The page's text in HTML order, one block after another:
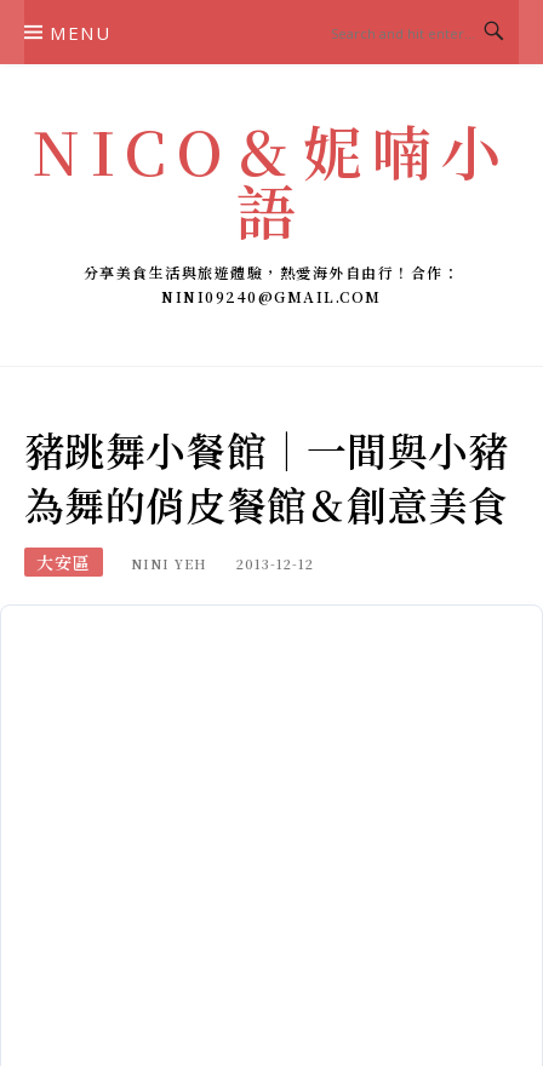
MENU
NICO＆妮喃小
語
分享美食生活與旅遊體驗，熱愛海外自由行！合作：
NINI09240@GMAIL.COM
豬跳舞小餐館｜一間與小豬
為舞的俏皮餐館＆創意美食
大安區 NINI YEH 2013-12-12